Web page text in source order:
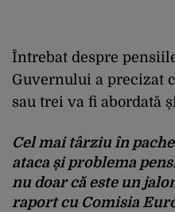
Întrebat despre
Guvernului a precizat
sau trei va fi abordată
Cel mai târziu în
ataca și problema
nu doar că este un
raport cu Comisia